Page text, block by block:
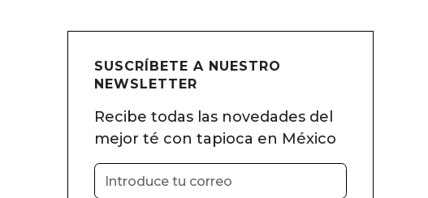
SUSCRÍBETE A NUESTRO
NEWSLETTER
Recibe todas las novedades del
mejor té con tapioca en México